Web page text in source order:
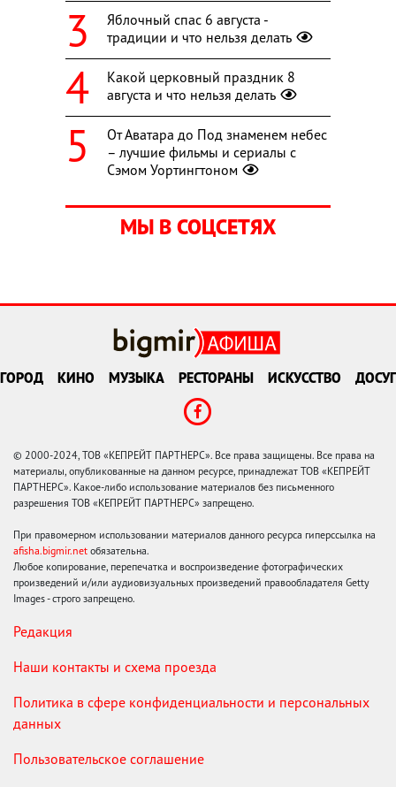
Яблочный спас 6 августа -
традиции и что нельзя делать
Какой церковный праздник 8
августа и что нельзя делать
От Аватара до Под знаменем небес
– лучшие фильмы и сериалы с
Сэмом Уортингтоном
МЫ В СОЦСЕТЯХ
ГОРОД КИНО МУЗЫКА РЕСТОРАНЫ ИСКУССТВО ДОСУГ
© 2000-2024, ТОВ «КЕПРЕЙТ ПАРТНЕРС». Все права защищены. Все права на
материалы, опубликованные на данном ресурсе, принадлежат ТОВ «КЕПРЕЙТ
ПАРТНЕРС». Какое-либо использование материалов без письменного
разрешения ТОВ «КЕПРЕЙТ ПАРТНЕРС» запрещено.
При правомерном использовании материалов данного ресурса гиперссылка на
afisha.bigmir.net обязательна.
Любое копирование, перепечатка и воспроизведение фотографических
произведений и/или аудиовизуальных произведений правообладателя Getty
Images - строго запрещено.
Редакция
Наши контакты и схема проезда
Политика в сфере конфиденциальности и персональных
данных
Пользовательское соглашение